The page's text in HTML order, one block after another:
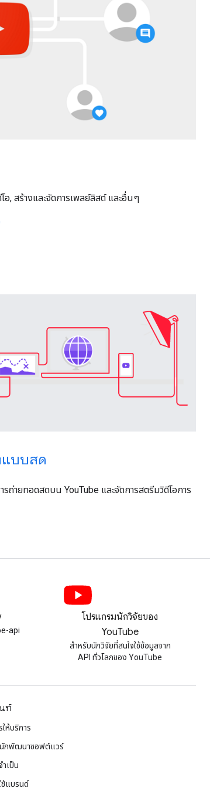
, สร้างและจัดการเพลย์ลิสต์ และอื่นๆ
บบสด
รถ่ายทอดสดบน YouTube และจัดการสตรีมวิดีโอการ
api
โปรแกรมนักวิจัยของ
YouTube
สําหรับนักวิจัยที่สนใจใช้ข้อมูลจาก
API ทั่วโลกของ YouTube
ฑ์
ห้บริการ
นักพัฒนาซอฟต์แวร์
เป็น
แบรนด์